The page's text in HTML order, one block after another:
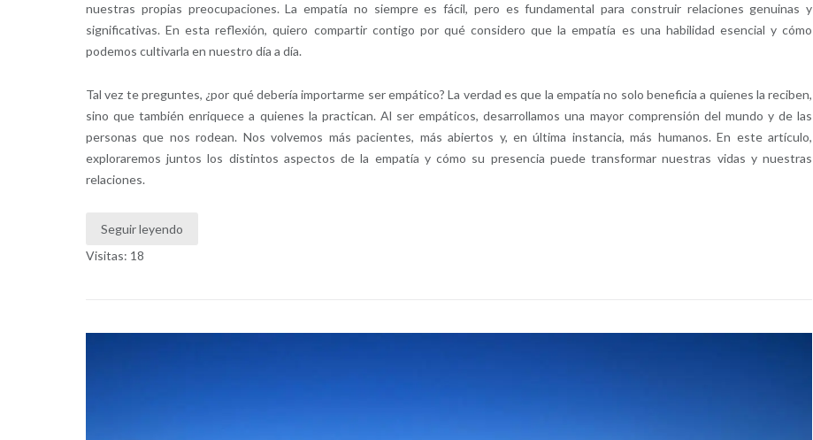
nuestras propias preocupaciones. La empatía no siempre es fácil, pero es fundamental para construir relaciones genuinas y
significativas. En esta reflexión, quiero compartir contigo por qué considero que la empatía es una habilidad esencial y cómo
podemos cultivarla en nuestro día a día.
Tal vez te preguntes, ¿por qué debería importarme ser empático? La verdad es que la empatía no solo beneficia a quienes la reciben,
sino que también enriquece a quienes la practican. Al ser empáticos, desarrollamos una mayor comprensión del mundo y de las
personas que nos rodean. Nos volvemos más pacientes, más abiertos y, en última instancia, más humanos. En este artículo,
exploraremos juntos los distintos aspectos de la empatía y cómo su presencia puede transformar nuestras vidas y nuestras
relaciones.
Seguir leyendo
Visitas: 18